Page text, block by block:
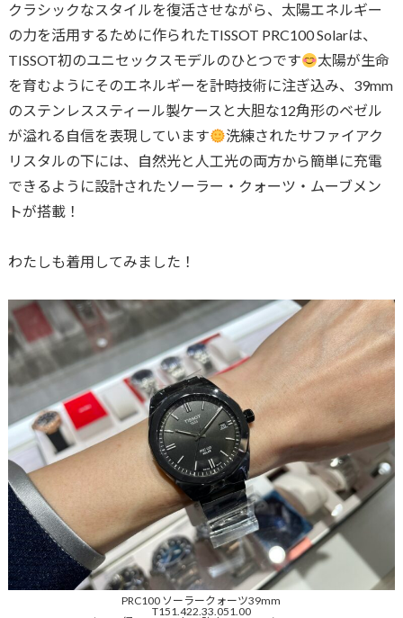
クラシックなスタイルを復活させながら、太陽エネルギー
の力を活用するために作られたTISSOT PRC100 Solarは、
TISSOT初のユニセックスモデルのひとつです
太陽が生命
を育むようにそのエネルギーを計時技術に注ぎ込み、39mm
のステンレススティール製ケースと大胆な12角形のベゼル
が溢れる自信を表現しています
洗練されたサファイアク
リスタルの下には、自然光と人工光の両方から簡単に充電
できるように設計されたソーラー・クォーツ・ムーブメン
トが搭載！
わたしも着用してみました！
PRC100 ソーラークォーツ39mm
T151.422.33.051.00